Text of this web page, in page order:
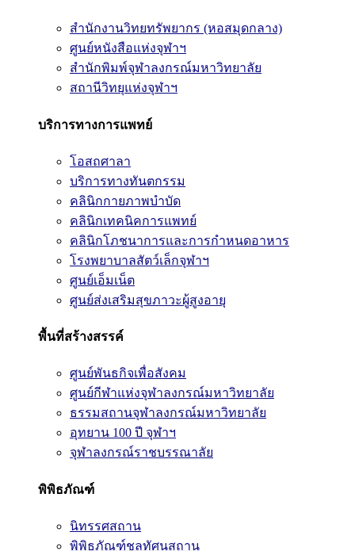
สำนักงานวิทยทรัพยากร (หอสมุดกลาง)
ศูนย์หนังสือแห่งจุฬาฯ
สำนักพิมพ์จุฬาลงกรณ์มหาวิทยาลัย
สถานีวิทยุแห่งจุฬาฯ
บริการทางการแพทย์
โอสถศาลา
บริการทางทันตกรรม
คลินิกกายภาพบำบัด
คลินิกเทคนิคการแพทย์
คลินิกโภชนาการและการกำหนดอาหาร
โรงพยาบาลสัตว์เล็กจุฬาฯ
ศูนย์เอ็มเน็ต
ศูนย์ส่งเสริมสุขภาวะผู้สูงอายุ
พื้นที่สร้างสรรค์
ศูนย์พันธกิจเพื่อสังคม
ศูนย์กีฬาแห่งจุฬาลงกรณ์มหาวิทยาลัย
ธรรมสถานจุฬาลงกรณ์มหาวิทยาลัย
อุทยาน 100 ปี จุฬาฯ
จุฬาลงกรณ์ราชบรรณาลัย
พิพิธภัณฑ์
นิทรรศสถาน
พิพิธภัณฑ์ชลทัศนสถาน